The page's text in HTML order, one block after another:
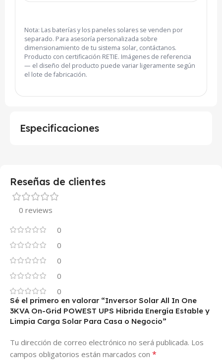
Nota: Las baterías y los paneles solares se venden por
separado. Para asesoría personalizada sobre
dimensionamiento de tu sistema solar, contáctanos.
Producto con certificación RETIE. Imágenes de referencia
— el diseño del producto puede variar ligeramente según
el lote de fabricación.
Especificaciones
Reseñas de clientes
0 reviews
0
0
0
0
0
Sé el primero en valorar “Inversor Solar All In One
3KVA On-Grid POWEST UPS Hibrida Energía Estable y
Limpia Carga Solar Para Casa o Negocio”
Tu dirección de correo electrónico no será publicada. Los
campos obligatorios están marcados con *